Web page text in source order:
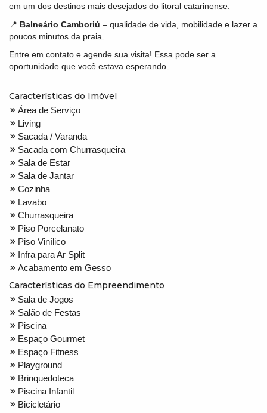
em um dos destinos mais desejados do litoral catarinense.
📍 Balneário Camboriú – qualidade de vida, mobilidade e lazer a
poucos minutos da praia.
Entre em contato e agende sua visita! Essa pode ser a
oportunidade que você estava esperando.
Características do Imóvel
Área de Serviço
Living
Sacada / Varanda
Sacada com Churrasqueira
Sala de Estar
Sala de Jantar
Cozinha
Lavabo
Churrasqueira
Piso Porcelanato
Piso Vinílico
Infra para Ar Split
Acabamento em Gesso
Características do Empreendimento
Sala de Jogos
Salão de Festas
Piscina
Espaço Gourmet
Espaço Fitness
Playground
Brinquedoteca
Piscina Infantil
Bicicletário